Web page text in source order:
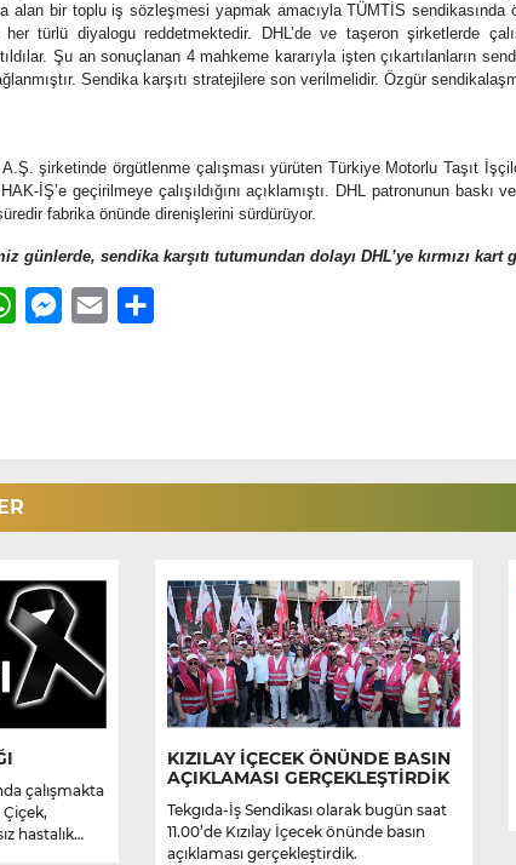
alan bir toplu iş sözleşmesi yapmak amacıyla TÜMTİS sendikasında
türlü diyalogu reddetmektedir. DHL’de ve taşeron şirketlerde
Şu an sonuçlanan 4 mahkeme kararıyla işten çıkartılanların
Sendika karşıtı stratejilere son verilmelidir. Özgür
şirketinde örgütlenme çalışması yürüten Türkiye Motorlu Taşıt
İŞ’e geçirilmeye çalışıldığını açıklamıştı. DHL patronunun baskı
fabrika önünde direnişlerini sürdürüyor.
günlerde, sendika karşıtı tutumundan dolayı DHL’ye kırmızı kart
WhatsAppMessenger
Email
çalışmakta
hastalık
KIZILAY İÇECEK ÖNÜNDE BASIN
AÇIKLAMASI GERÇEKLEŞTİRDİK
Tekgıda-İş Sendikası olarak bugün saat
11.00’de Kızılay İçecek önünde basın
açıklaması gerçekleştirdik.